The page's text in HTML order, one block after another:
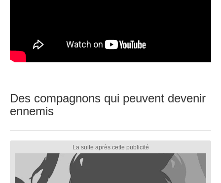
Des compagnons qui peuvent devenir
ennemis